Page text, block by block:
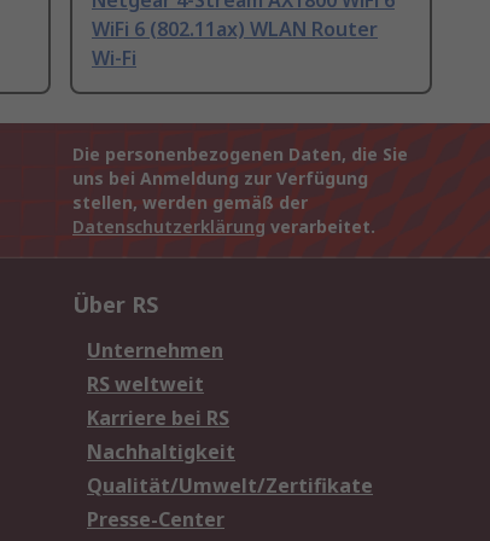
WiFi 6 (802.11ax) WLAN Router
Wi-Fi
Die personenbezogenen Daten, die Sie
uns bei Anmeldung zur Verfügung
stellen, werden gemäß der
Datenschutzerklärung verarbeitet.
Über RS
Unternehmen
RS weltweit
Karriere bei RS
Nachhaltigkeit
Qualität/Umwelt/Zertifikate
Presse-Center